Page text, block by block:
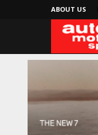
ABOUT US